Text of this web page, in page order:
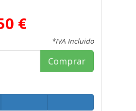
€
*IVA Incluido
Comprar